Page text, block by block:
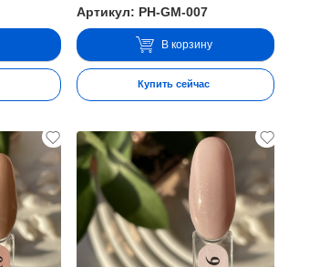
Артикул: PH-GM-007
В корзину
Купить сейчас